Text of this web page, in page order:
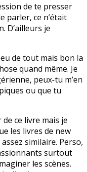
de te presser
parler, ce n’était
D’ailleurs je
de tout mais bon la
quand même. Je
peux-tu m’en
ou que tu
de ce livre mais je
les livres de new
similaire. Perso,
surtout
les scènes.